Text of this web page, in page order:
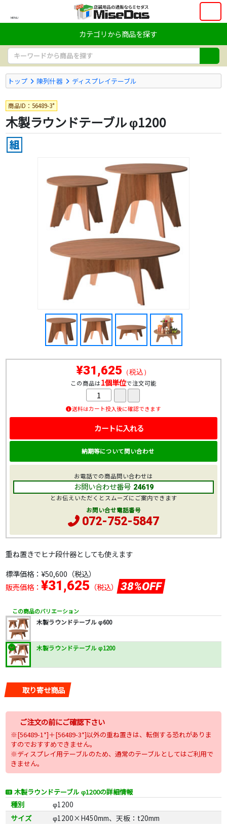
MENU
カテゴリから商品を探す
トップ 陳列什器 ディスプレイテーブル
商品ID：56489-3*
木製ラウンドテーブル φ1200
重ね置きでヒナ段什器としても使えます
標準価格： ¥50,600 （税込）
販売価格： ¥31,625 （税込） 38%OFF
この商品のバリエーション
木製ラウンドテーブル φ600
木製ラウンドテーブル φ1200
取り寄せ商品
ご注文の前にご確認下さい
※[56489-1*]＋[56489-3*]以外の重ね置きは、転倒する恐れがありま
すのでおすすめできません。
※ディスプレイ用テーブルのため、通常のテーブルとしてはご利用で
きません。
木製ラウンドテーブル φ1200の詳細情報
種別
φ1200
サイズ
φ1200×H450mm、天板：t20mm
¥31,625 （税込）
この商品は1個単位で注文可能
送料はカート投入後に確認できます
カートに入れる
納期等について問い合わせ
お電話での商品問い合わせは
お問い合わせ番号 24619
とお伝えいただくとスムーズにご案内できます
お問い合せ電話番号
072-752-5847